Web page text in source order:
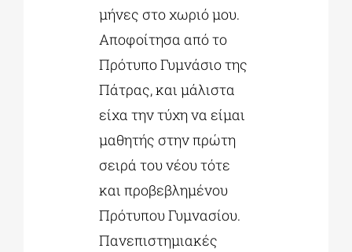
μήνες στο χωριό μου.
Αποφοίτησα από το
Πρότυπο Γυμνάσιο της
Πάτρας, και μάλιστα
είχα την τύχη να είμαι
μαθητής στην πρώτη
σειρά του νέου τότε
και προβεβλημένου
Πρότυπου Γυμνασίου.
Πανεπιστημιακές